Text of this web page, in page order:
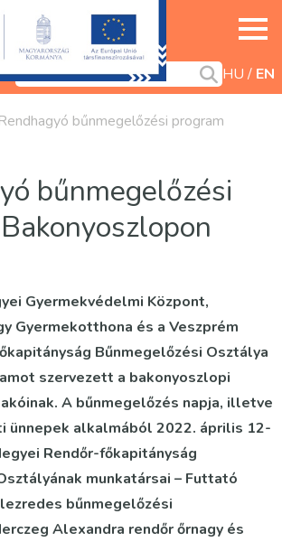
HU EN
Rendhagyó bűnmegelőzési program
bűnmegelőzési
Gyermekvédelmi Központ,
Gyermekotthona és a Veszprém
Bűnmegelőzési Osztálya
szervezett a bakonyoszlopi
A bűnmegelőzés napja, illetve
ünnepek alkalmából 2022. április 12-
Rendőr-főkapitányság
munkatársai – Futtató
bűnmegelőzési
Alexandra rendőr őrnagy és